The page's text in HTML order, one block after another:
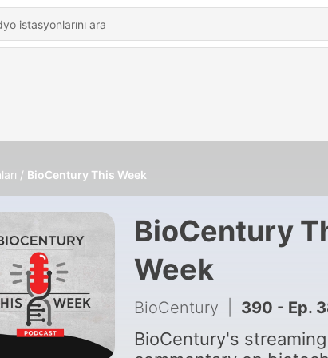
BioCentury This Week
BioCentury
Week
BioCentury 390 - Ep. 380 - AZ-BMS rumors, Replimune,
BioCentury's streaming